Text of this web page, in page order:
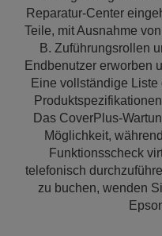
Reparatur-Center
Teile, mit Ausnahme
B. Zuführungsrollen
Endbenutzer erworben
Eine vollständige
Das CoverPlus-
Möglichkeit,
Funktionsscheck
telefonisch
zu buchen, wenden